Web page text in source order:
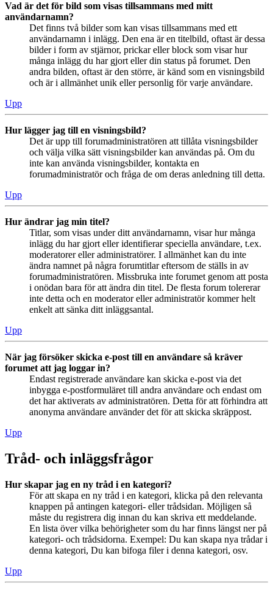
Vad är det för bild som visas tillsammans med mitt
användarnamn?
Det finns två bilder som kan visas tillsammans med ett
användarnamn i inlägg. Den ena är en titelbild, oftast är dessa
bilder i form av stjärnor, prickar eller block som visar hur
många inlägg du har gjort eller din status på forumet. Den
andra bilden, oftast är den större, är känd som en visningsbild
och är i allmänhet unik eller personlig för varje användare.
Upp
Hur lägger jag till en visningsbild?
Det är upp till forumadministratören att tillåta visningsbilder
och välja vilka sätt visningsbilder kan användas på. Om du
inte kan använda visningsbilder, kontakta en
forumadministratör och fråga de om deras anledning till detta.
Upp
Hur ändrar jag min titel?
Titlar, som visas under ditt användarnamn, visar hur många
inlägg du har gjort eller identifierar speciella användare, t.ex.
moderatorer eller administratörer. I allmänhet kan du inte
ändra namnet på några forumtitlar eftersom de ställs in av
forumadministratören. Missbruka inte forumet genom att posta
i onödan bara för att ändra din titel. De flesta forum tolererar
inte detta och en moderator eller administratör kommer helt
enkelt att sänka ditt inläggsantal.
Upp
När jag försöker skicka e-post till en användare så kräver
forumet att jag loggar in?
Endast registrerade användare kan skicka e-post via det
inbygga e-postformuläret till andra användare och endast om
det har aktiverats av administratören. Detta för att förhindra att
anonyma användare använder det för att skicka skräppost.
Upp
Tråd- och inläggsfrågor
Hur skapar jag en ny tråd i en kategori?
För att skapa en ny tråd i en kategori, klicka på den relevanta
knappen på antingen kategori- eller trådsidan. Möjligen så
måste du registrera dig innan du kan skriva ett meddelande.
En lista över vilka behörigheter som du har finns längst ner på
kategori- och trådsidorna. Exempel: Du kan skapa nya trådar i
denna kategori, Du kan bifoga filer i denna kategori, osv.
Upp